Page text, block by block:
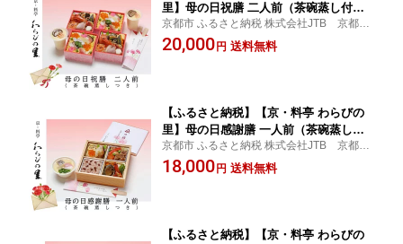
里】母の日祝膳 二人前（茶碗蒸し付
き）KS-55
京都市 ふるさと納税 株式会社JTB 京都支
店
20,000 円 送料無料
【ふるさと納税】【京・料亭 わらびの
里】母の日感謝膳 一人前（茶碗蒸し付
き）KW-50
京都市 ふるさと納税 株式会社JTB 京都支
店
18,000 円 送料無料
【ふるさと納税】【京・料亭 わらびの